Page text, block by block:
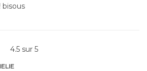
bisous
4.5 sur 5